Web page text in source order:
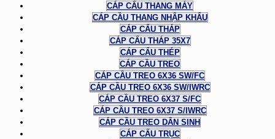
CÁP CẨU THANG MÁY
CÁP CẦU THANG NHẬP KHẨU
CÁP CẨU THÁP
CÁP CẨU THÁP 35X7
CÁP CẨU THÉP
CÁP CẦU TREO
CÁP CẦU TREO 6X36 SW/FC
CÁP CẦU TREO 6X36 SW/IWRC
CÁP CẦU TREO 6X37 S/FC
CÁP CẦU TREO 6X37 S/IWRC
CÁP CẦU TREO DÂN SINH
CÁP CẨU TRỤC